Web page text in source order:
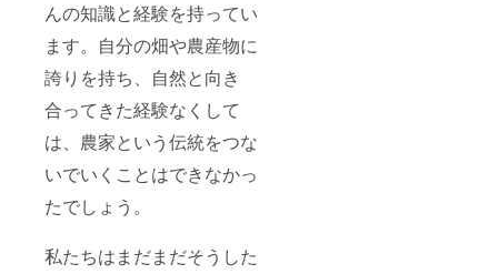
んの知識と経験を持ってい
ます。自分の畑や農産物に
誇りを持ち、自然と向き
合ってきた経験なくして
は、農家という伝統をつな
いでいくことはできなかっ
たでしょう。
私たちはまだまだそうした